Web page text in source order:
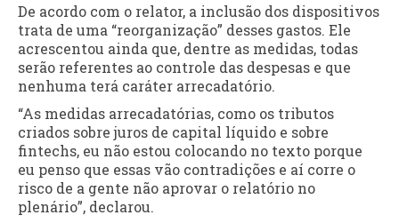
De acordo com o relator, a inclusão dos dispositivos
trata de uma “reorganização” desses gastos. Ele
acrescentou ainda que, dentre as medidas, todas
serão referentes ao controle das despesas e que
nenhuma terá caráter arrecadatório.
“As medidas arrecadatórias, como os tributos
criados sobre juros de capital líquido e sobre
fintechs, eu não estou colocando no texto porque
eu penso que essas vão contradições e aí corre o
risco de a gente não aprovar o relatório no
plenário”, declarou.